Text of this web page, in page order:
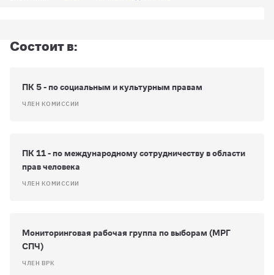
Состоит в:
ПК 5 - по социальным и культурным правам
ЧЛЕН КОМИССИИ
ПК 11 - по международному сотрудничеству в области
прав человека
ЧЛЕН КОМИССИИ
Мониторинговая рабочая группа по выборам (МРГ
СПЧ)
ЧЛЕН ВРК